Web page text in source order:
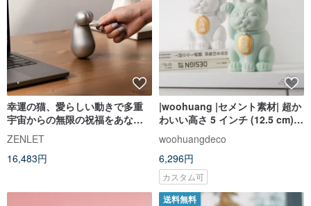
幸運の猫、愛らしい動きで多重
宇宙からの無限の祝福をあなた
に招き寄せます
ZENLET
16,483円
|woohuang |セメント素材| 超か
わいい高さ 5 インチ (12.5 cm)
のカラフルな招き猫
woohuangdeco
6,296円
カスタム可
送料無料